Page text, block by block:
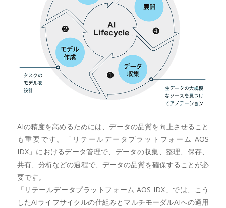
AIの精度を高めるためには、データの品質を向上させること
も重要です。「リテールデータプラットフォーム AOS
IDX」におけるデータ管理で、データの収集、整理、保存、
共有、分析などの過程で、データの品質を確保することが必
要です。
「リテールデータプラットフォーム AOS IDX」では、こう
したAIライフサイクルの仕組みとマルチモーダルAIへの適用